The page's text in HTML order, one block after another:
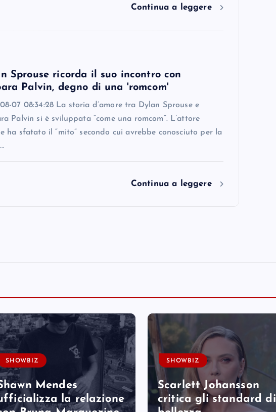
Continua a leggere
Sprouse ricorda il suo incontro con
Palvin, degno di una 'romcom'
07 08:34:28 La storia d’amore tra Dylan Sprouse e
Palvin si è sviluppata “come una romcom”. L’attore
ha sfatato il “mito” secondo cui avrebbe conosciuto per la
Continua a leggere
SHOWBIZ
Mendes
la relazione
SHOWBIZ
Scarlett Johansson
critica gli standard di